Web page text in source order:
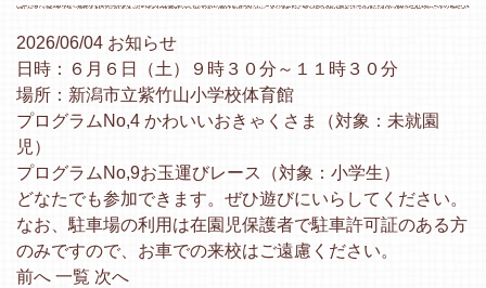
2026/06/04 お知らせ
日時：６月６日（土）９時３０分～１１時３０分
場所：新潟市立紫竹山小学校体育館
プログラムNo,4 かわいいおきゃくさま（対象：未就園
児）
プログラムNo,9お玉運びレース（対象：小学生）
どなたでも参加できます。ぜひ遊びにいらしてください。
なお、駐車場の利用は在園児保護者で駐車許可証のある方
のみですので、お車での来校はご遠慮ください。
前へ 一覧 次へ